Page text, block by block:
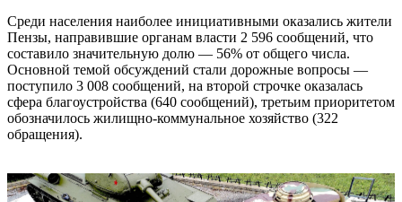
Среди населения наиболее инициативными оказались жители
Пензы, направившие органам власти 2 596 сообщений, что
составило значительную долю — 56% от общего числа.
Основной темой обсуждений стали дорожные вопросы —
поступило 3 008 сообщений, на второй строчке оказалась
сфера благоустройства (640 сообщений), третьим приоритетом
обозначилось жилищно-коммунальное хозяйство (322
обращения).